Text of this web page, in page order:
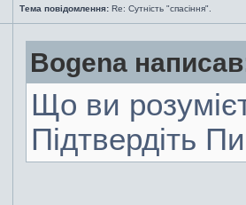
Тема повідомлення: Re: Сутність "спасіння".
Bogena
Що ви
Підтвердіть